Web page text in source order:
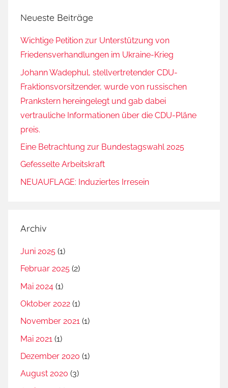
Neueste Beiträge
Wichtige Petition zur Unterstützung von
Friedensverhandlungen im Ukraine-Krieg
Johann Wadephul, stellvertretender CDU-
Fraktionsvorsitzender, wurde von russischen
Prankstern hereingelegt und gab dabei
vertrauliche Informationen über die CDU-Pläne
preis.
Eine Betrachtung zur Bundestagswahl 2025
Gefesselte Arbeitskraft
NEUAUFLAGE: Induziertes Irresein
Archiv
Juni 2025 (1)
Februar 2025 (2)
Mai 2024 (1)
Oktober 2022 (1)
November 2021 (1)
Mai 2021 (1)
Dezember 2020 (1)
August 2020 (3)